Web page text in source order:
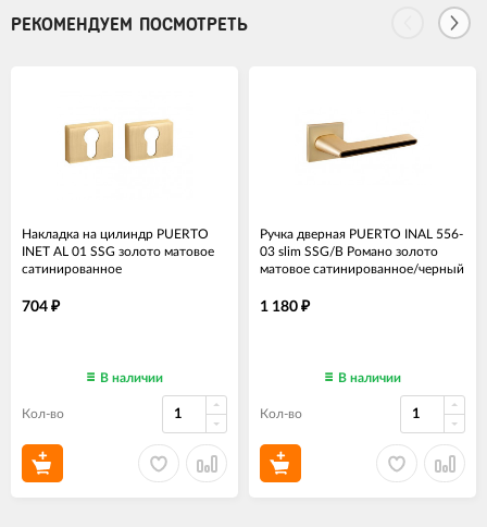
РЕКОМЕНДУЕМ ПОСМОТРЕТЬ
Накладка на цилиндр PUERTO
INET AL 01 SSG золото матовое
сатинированное
704 ₽
В наличии
Кол-во
Ручка дверная PUERTO INAL 556-
03 slim SSG/B Романо золото
матовое сатинированное/черный
1 180 ₽
В наличии
Кол-во